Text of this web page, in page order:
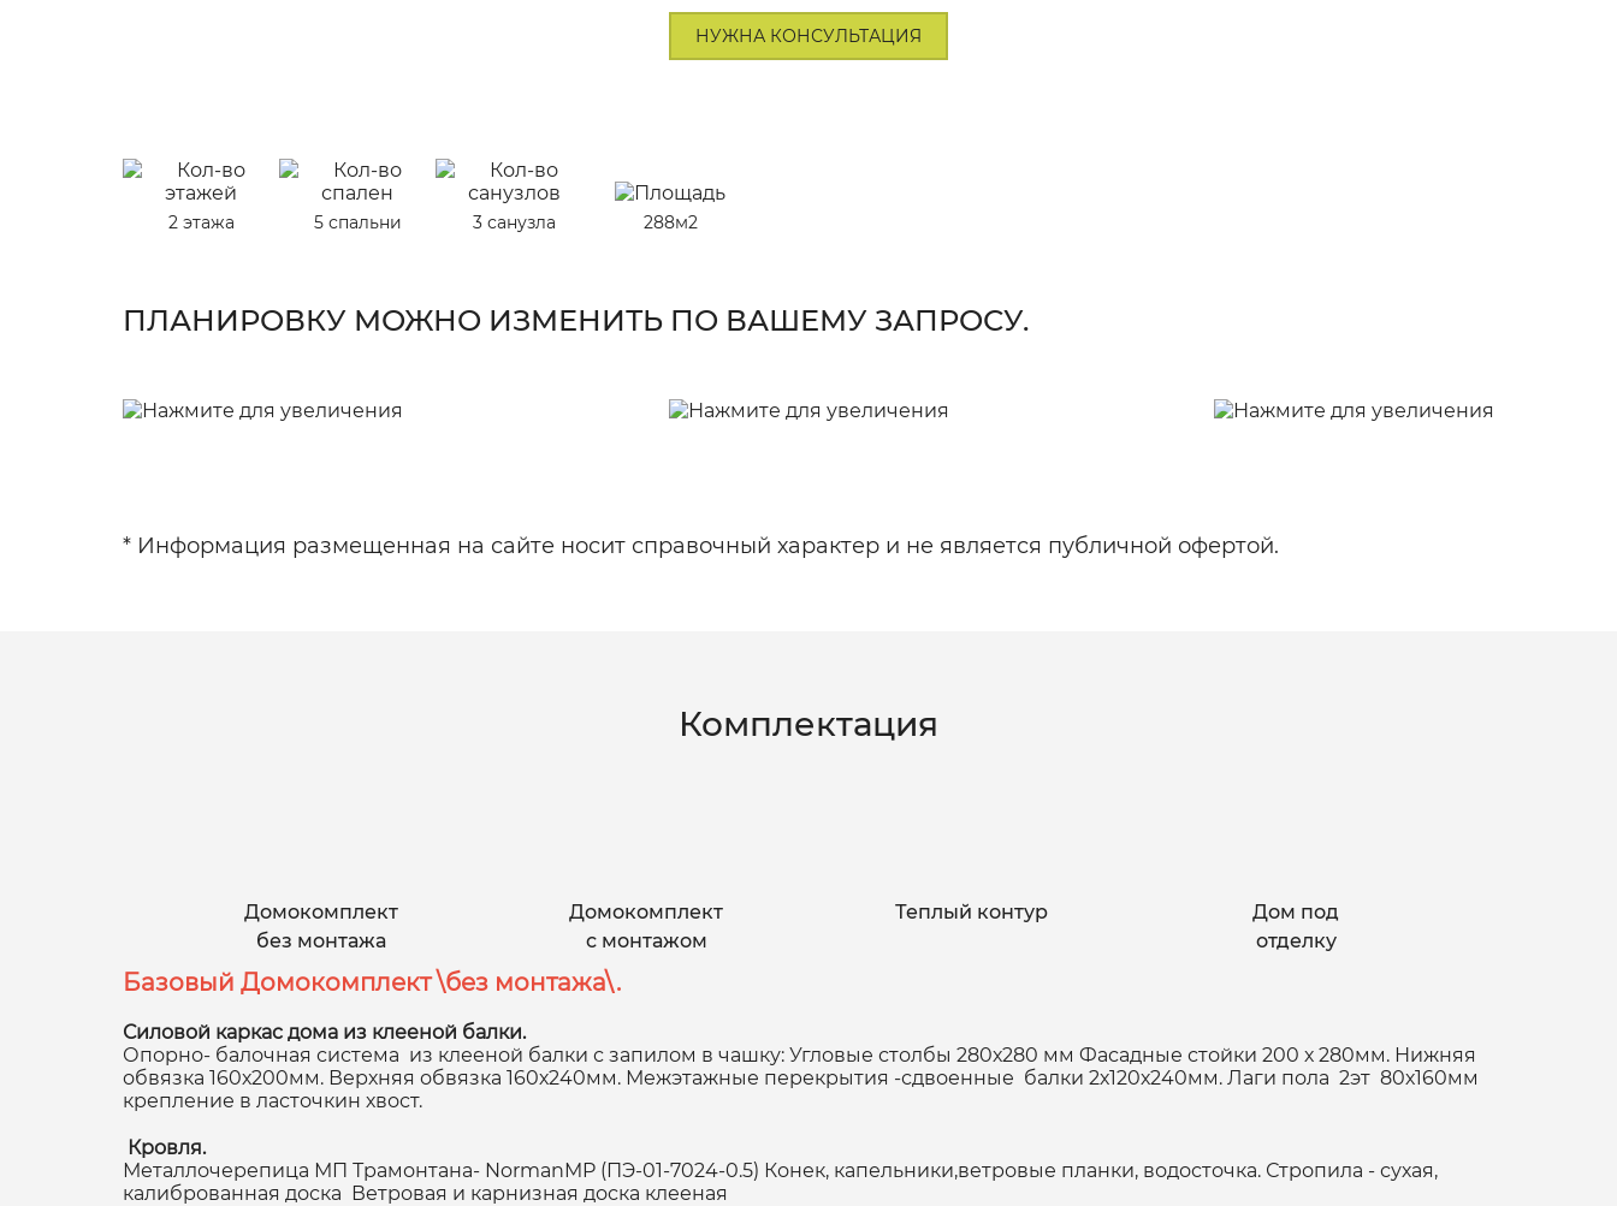
НУЖНА КОНСУЛЬТАЦИЯ
2 этажа 5 спальни 3 санузла 288м2
ПЛАНИРОВКУ МОЖНО ИЗМЕНИТЬ ПО ВАШЕМУ ЗАПРОСУ.
* Информация размещенная на сайте носит справочный характер и не является публичной офертой.
Комплектация
Домокомплект
без монтажа
Домокомплект
с монтажом
Теплый контур
Дом под
отделку
Базовый Домокомплект \без монтажа\.
Силовой каркас дома из клееной балки.
Опорно- балочная система из клееной балки с запилом в чашку: Угловые столбы 280х280 мм Фасадные стойки 200 х 280мм. Нижняя
обвязка 160х200мм. Верхняя обвязка 160х240мм. Межэтажные перекрытия -сдвоенные балки 2х120х240мм. Лаги пола 2эт 80х160мм
крепление в ласточкин хвост.
Кровля.
Металлочерепица МП Трамонтана- NormanMP (ПЭ-01-7024-0.5) Конек, капельники,ветровые планки, водосточка. Стропила - сухая,
калиброванная доска Ветровая и карнизная доска клееная